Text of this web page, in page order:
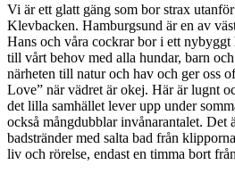
Vi är ett glatt gäng som bor strax
Klevbacken. Hamburgsund är en av
Hans och våra cockrar bor i ett nybyggt
till vårt behov med alla hundar, barn
närheten till natur och hav och ger oss
Love” när vädret är okej. Här är lugnt
det lilla samhället lever upp under
också mångdubblar invånarantalet. Det
badstränder med salta bad från
liv och rörelse, endast en timma bort